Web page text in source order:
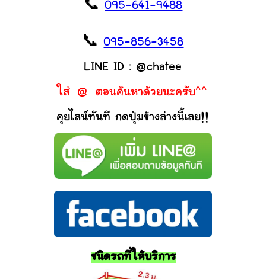
📞095-641-9488
📞095-856-3458
LINE ID : @chatee
ใส่ @ ตอนค้นหาด้วยนะครับ^^
คุยไลน์ทันที กดปุ่มข้างล่างนี้เลย!!
ชนิดรถที่ให้บริการ